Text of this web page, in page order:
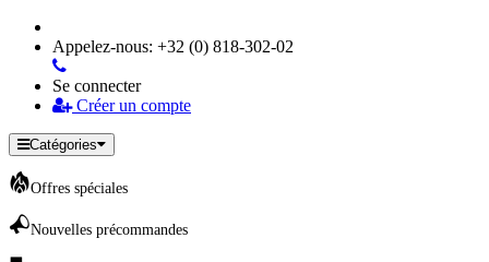
Appelez-nous: +32 (0) 818-302-02
Se connecter
Créer un compte
Catégories
Offres spéciales
Nouvelles précommandes